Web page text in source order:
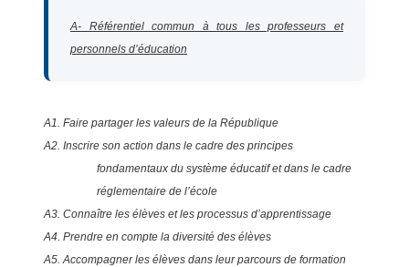
A- Référentiel commun à tous les professeurs et
personnels d’éducation
A1. Faire partager les valeurs de la République
A2. Inscrire son action dans le cadre des principes
fondamentaux du système éducatif et dans le cadre
réglementaire de l’école
A3. Connaître les élèves et les processus d’apprentissage
A4. Prendre en compte la diversité des élèves
A5. Accompagner les élèves dans leur parcours de formation